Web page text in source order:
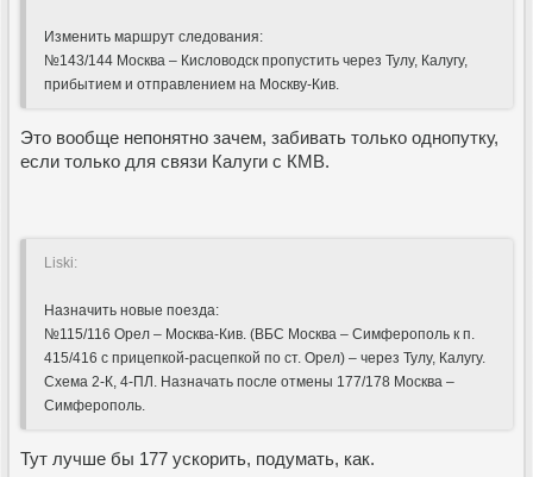
Изменить маршрут следования:
№143/144 Москва – Кисловодск пропустить через Тулу, Калугу,
прибытием и отправлением на Москву-Кив.
Это вообще непонятно зачем, забивать только однопутку,
если только для связи Калуги с КМВ.
Liski:
Назначить новые поезда:
№115/116 Орел – Москва-Кив. (ВБС Москва – Симферополь к п.
415/416 с прицепкой-расцепкой по ст. Орел) – через Тулу, Калугу.
Схема 2-К, 4-ПЛ. Назначать после отмены 177/178 Москва –
Симферополь.
Тут лучше бы 177 ускорить, подумать, как.